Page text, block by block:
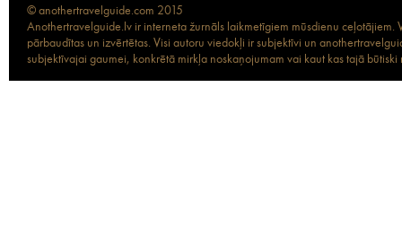
© anothertravelguide.com 2015
Anothertravelguide.lv ir interneta žurnāls laikmetīgiem mūsdienu
pārbaudītas un izvērtētas. Visi autoru viedokļi ir subjektīvi un
subjektīvajai gaumei, konkrētā mirkļa noskaņojumam vai kaut kas tajā